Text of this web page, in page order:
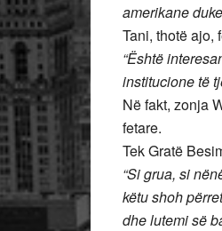
amerikane
Tani, thotë ajo,
“Është
institucione të
Në fakt, zonja
fetare.
Tek Gratë
“Si grua, si
këtu shoh
dhe lutemi së